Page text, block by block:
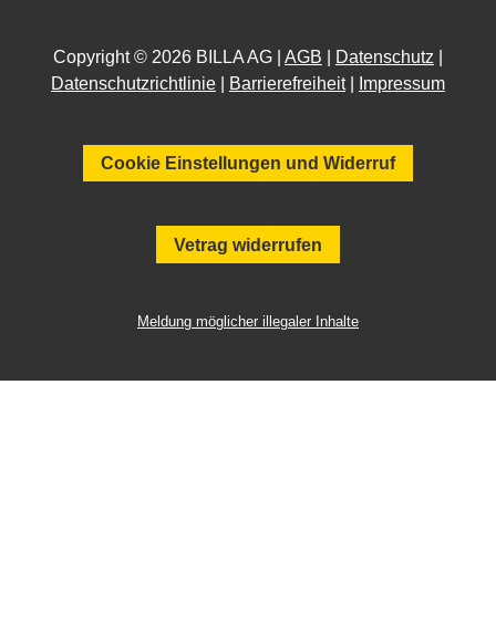
Copyright © 2026 BILLA AG | AGB Datenschutz
Datenschutzrichtlinie
Barrierefreiheit| Impressum
Cookie Einstellungen und Widerruf
Vetrag widerrufen
Meldung möglicher illegaler Inhalte